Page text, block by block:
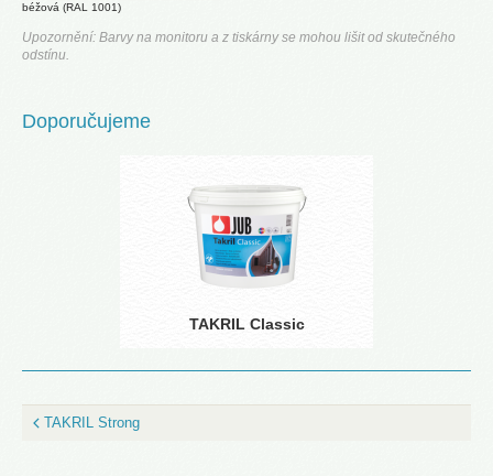
béžová (RAL 1001)
Upozornění: Barvy na monitoru a z tiskárny se mohou lišit od skutečného
odstínu.
Doporučujeme
TAKRIL Classic
TAKRIL Strong